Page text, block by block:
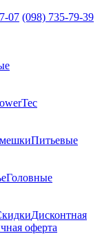
07 (098) 735-79-39
Питьевые
Головные
Дисконтная
оферта